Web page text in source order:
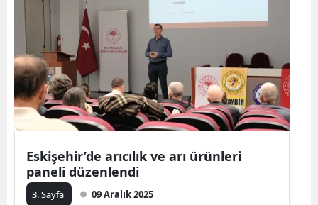
Eskişehir’de arıcılık ve arı ürünleri
paneli düzenlendi
3. Sayfa 09 Aralık 2025